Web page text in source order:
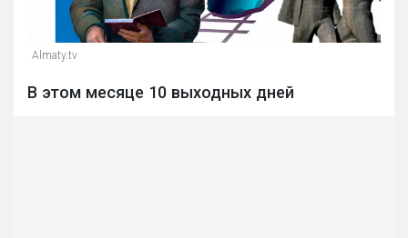
Almaty.tv
В этом месяце 10 выходных дней